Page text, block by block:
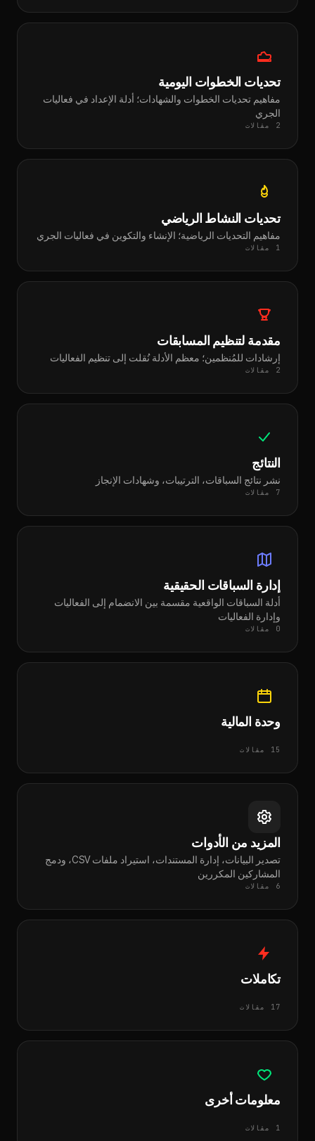
تحديات الخطوات اليومية
مفاهيم تحديات الخطوات والشهادات؛ أدلة الإعداد في فعاليات
الجري
2 مقالات
تحديات النشاط الرياضي
مفاهيم التحديات الرياضية؛ الإنشاء والتكوين في فعاليات الجري
1 مقالات
مقدمة لتنظيم المسابقات
إرشادات للمُنظمين؛ معظم الأدلة نُقلت إلى تنظيم الفعاليات
2 مقالات
النتائج
نشر نتائج السباقات، الترتيبات، وشهادات الإنجاز
7 مقالات
إدارة السباقات الحقيقية
أدلة السباقات الواقعية مقسمة بين الانضمام إلى الفعاليات
وإدارة الفعاليات
0 مقالات
وحدة المالية
15 مقالات
المزيد من الأدوات
تصدير البيانات، إدارة المستندات، استيراد ملفات CSV، ودمج
المشاركين المكررين
6 مقالات
تكاملات
17 مقالات
معلومات أخرى
1 مقالات